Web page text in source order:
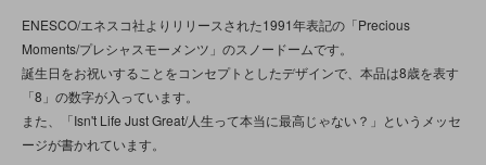
ENESCO/エネスコ社よりリリースされた1991年表記の「Precious
Moments/プレシャスモーメンツ」のスノードームです。
誕生日をお祝いすることをコンセプトとしたデザインで、本品は8歳を表す
「8」の数字が入っています。
また、「Isn't Life Just Great/人生って本当に最高じゃない？」というメッセ
ージが書かれています。